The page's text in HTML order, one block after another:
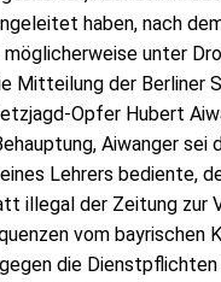
haben, nach
unter
Mitteilung der
Opfer Hubert
Aiwanger
Lehrers bediente,
illegal der Zeitung zur
vom
die Dienstpflichten